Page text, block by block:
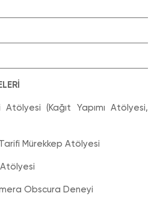
Atölyesi (Kağıt Yapımı Atölyesi,
Mürekkep Atölyesi
Obscura Deneyi